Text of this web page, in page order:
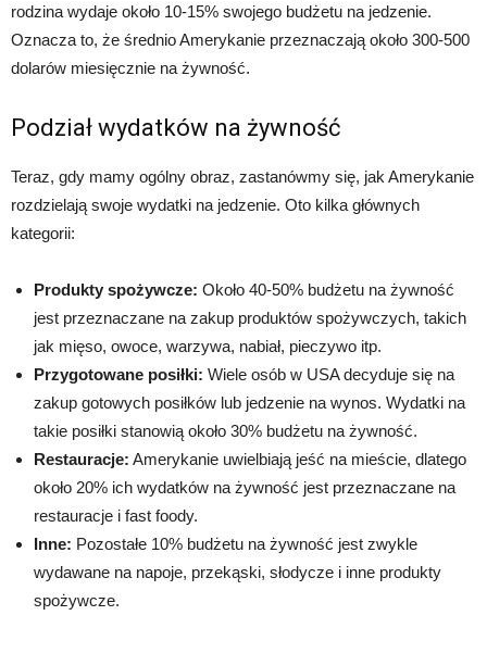
rodzina wydaje około 10-15% swojego budżetu na jedzenie.
Oznacza to, że średnio Amerykanie przeznaczają około 300-500
dolarów miesięcznie na żywność.
Podział wydatków na żywność
Teraz, gdy mamy ogólny obraz, zastanówmy się, jak Amerykanie
rozdzielają swoje wydatki na jedzenie. Oto kilka głównych
kategorii:
Produkty spożywcze: Około 40-50% budżetu na żywność
jest przeznaczane na zakup produktów spożywczych, takich
jak mięso, owoce, warzywa, nabiał, pieczywo itp.
Przygotowane posiłki: Wiele osób w USA decyduje się na
zakup gotowych posiłków lub jedzenie na wynos. Wydatki na
takie posiłki stanowią około 30% budżetu na żywność.
Restauracje: Amerykanie uwielbiają jeść na mieście, dlatego
około 20% ich wydatków na żywność jest przeznaczane na
restauracje i fast foody.
Inne: Pozostałe 10% budżetu na żywność jest zwykle
wydawane na napoje, przekąski, słodycze i inne produkty
spożywcze.